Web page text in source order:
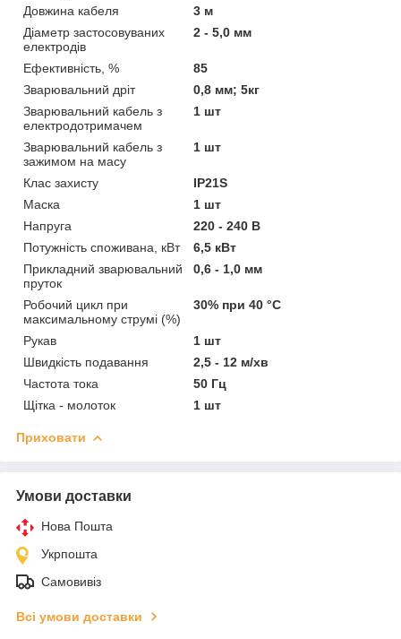
Довжина кабеля
3 м
Діаметр застосовуваних
електродів
2 - 5,0 мм
Ефективність, %
85
Зварювальний дріт
0,8 мм; 5кг
Зварювальний кабель з
електродотримачем
1 шт
Зварювальний кабель з
зажимом на масу
1 шт
Клас захисту
IP21S
Маска
1 шт
Напруга
220 - 240 В
Потужність споживана, кВт
6,5 кВт
Прикладний зварювальний
пруток
0,6 - 1,0 мм
Робочий цикл при
максимальному струмі (%)
30% при 40 °C
Рукав
1 шт
Швидкість подавання
2,5 - 12 м/хв
Частота тока
50 Гц
Щітка - молоток
1 шт
Приховати
Умови доставки
Нова Пошта
Укрпошта
Самовивіз
Всі умови доставки